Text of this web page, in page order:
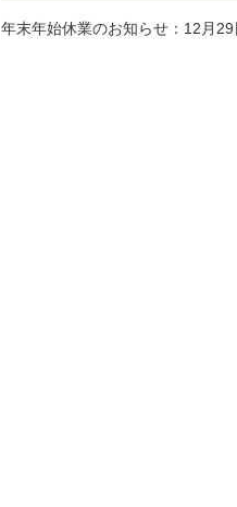
年末年始休業のお知らせ：12月